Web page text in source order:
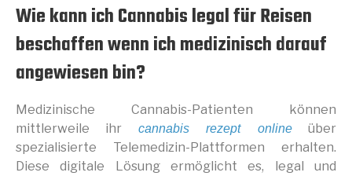
Wie kann ich Cannabis legal für Reisen
beschaffen wenn ich medizinisch darauf
angewiesen bin?
Medizinische Cannabis-Patienten können
mittlerweile ihr cannabis rezept onlineüber
spezialisierte Telemedizin-Plattformen erhalten.
Diese digitale Lösung ermöglicht es, legal und